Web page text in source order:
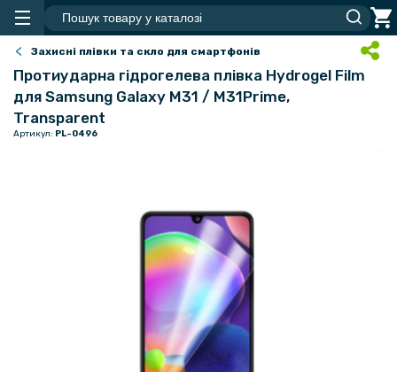
Захисні плівки та скло для смартфонів
Протиударна гідрогелева плівка Hydrogel Film
для Samsung Galaxy M31 / M31Prime,
Transparent
Артикул: PL-0496